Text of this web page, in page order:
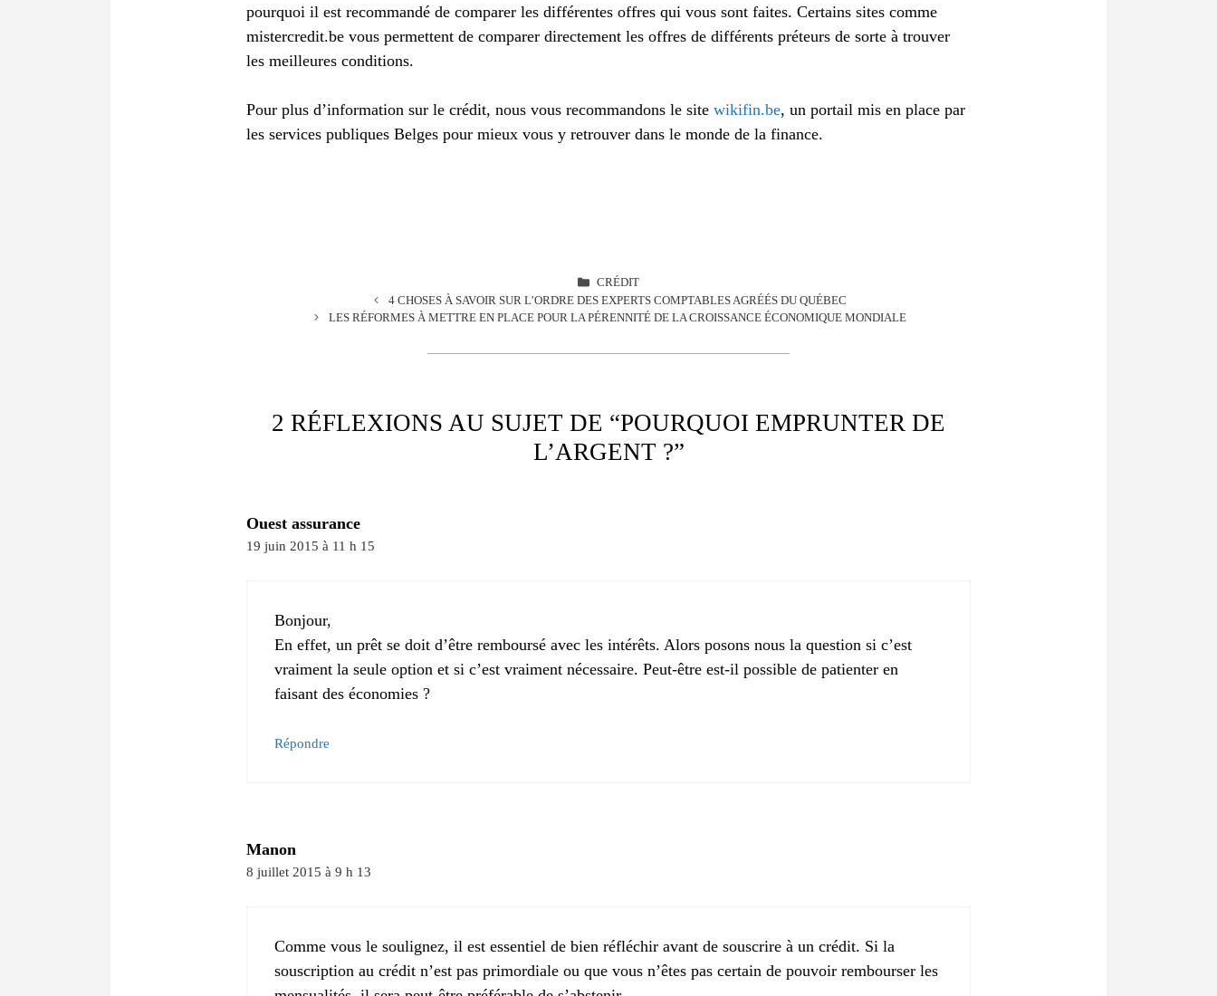
pourquoi il est recommandé de comparer les différentes offres qui vous sont faites. Certains sites comme
mistercredit.be vous permettent de comparer directement les offres de différents préteurs de sorte à trouver
les meilleures conditions.
Pour plus d’information sur le crédit, nous vous recommandons le site wikifin.be, un portail mis en place par
les services publiques Belges pour mieux vous y retrouver dans le monde de la finance.
CATÉGORIES
CRÉDIT
4 CHOSES À SAVOIR SUR L’ORDRE DES EXPERTS COMPTABLES AGRÉÉS DU QUÉBEC
LES RÉFORMES À METTRE EN PLACE POUR LA PÉRENNITÉ DE LA CROISSANCE ÉCONOMIQUE MONDIALE
2 RÉFLEXIONS AU SUJET DE “POURQUOI EMPRUNTER DE
L’ARGENT ?”
Ouest assurance
19 juin 2015 à 11 h 15
Bonjour,
En effet, un prêt se doit d’être remboursé avec les intérêts. Alors posons nous la question si c’est
vraiment la seule option et si c’est vraiment nécessaire. Peut-être est-il possible de patienter en
faisant des économies ?
Répondre
Manon
8 juillet 2015 à 9 h 13
Comme vous le soulignez, il est essentiel de bien réfléchir avant de souscrire à un crédit. Si la
souscription au crédit n’est pas primordiale ou que vous n’êtes pas certain de pouvoir rembourser les